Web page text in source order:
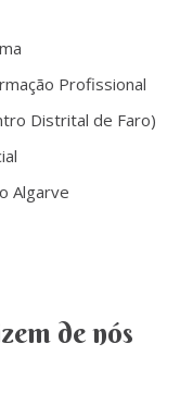
Profissional
Distrital de Faro)
Algarve
de nós